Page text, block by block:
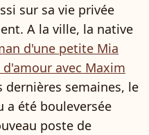
sur sa vie privée
A la ville, la native
d'une petite Mia
avec Maxim
dernières semaines, le
été bouleversée
poste de